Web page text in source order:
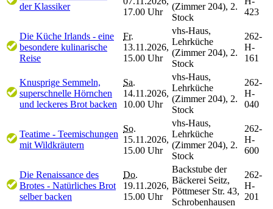
der Klassiker
17.00 Uhr
(Zimmer 204), 2.
Stock
423
Die Küche Irlands - eine
besondere kulinarische
Reise
Fr.
13.11.2026,
15.00 Uhr
vhs-Haus,
Lehrküche
(Zimmer 204), 2.
Stock
262-
H-
161
Knusprige Semmeln,
superschnelle Hörnchen
und leckeres Brot backen
Sa.
14.11.2026,
10.00 Uhr
vhs-Haus,
Lehrküche
(Zimmer 204), 2.
Stock
262-
H-
040
Teatime - Teemischungen
mit Wildkräutern
So.
15.11.2026,
15.00 Uhr
vhs-Haus,
Lehrküche
(Zimmer 204), 2.
Stock
262-
H-
600
Die Renaissance des
Brotes - Natürliches Brot
selber backen
Do.
19.11.2026,
15.00 Uhr
Backstube der
Bäckerei Seitz,
Pöttmeser Str. 43,
Schrobenhausen
262-
H-
201